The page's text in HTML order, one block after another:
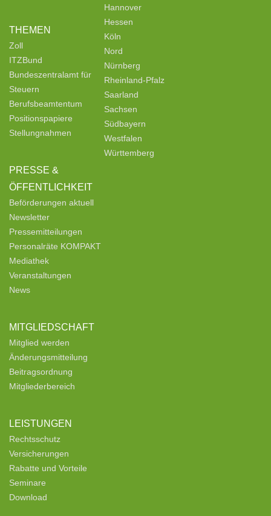
THEMEN
Zoll
ITZBund
Bundeszentralamt für
Steuern
Berufsbeamtentum
Positionspapiere
Stellungnahmen
PRESSE &
ÖFFENTLICHKEIT
Beförderungen aktuell
Newsletter
Pressemitteilungen
Personalräte KOMPAKT
Mediathek
Veranstaltungen
News
MITGLIEDSCHAFT
Mitglied werden
Änderungsmitteilung
Beitragsordnung
Mitgliederbereich
LEISTUNGEN
Rechtsschutz
Versicherungen
Rabatte und Vorteile
Seminare
Download
Hannover
Hessen
Köln
Nord
Nürnberg
Rheinland-Pfalz
Saarland
Sachsen
Südbayern
Westfalen
Württemberg